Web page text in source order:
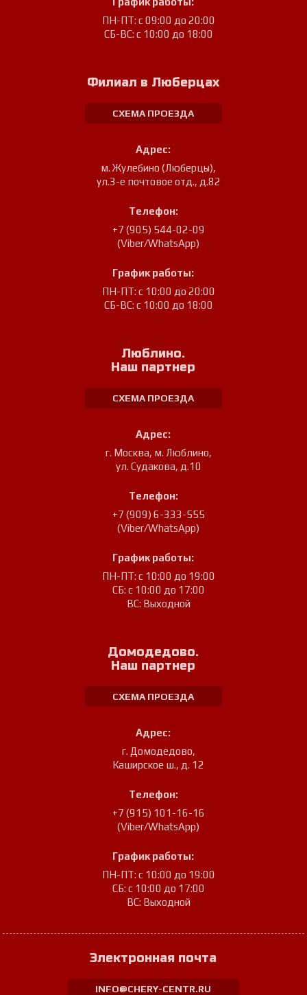
ПН-ПТ: с 09:00 до 20:00
СБ-ВС: с 10:00 до 18:00
Филиал в Люберцах
СХЕМА ПРОЕЗДА
Адрес:
м. Жулебино (Люберцы),
ул.3-е почтовое отд., д.82
Телефон:
+7 (905) 544-02-09
(Viber/WhatsApp)
График работы:
ПН-ПТ: с 10:00 до 20:00
СБ-ВС: с 10:00 до 18:00
Люблино.
Наш партнер
СХЕМА ПРОЕЗДА
Адрес:
г. Москва, м. Люблино,
ул. Судакова, д.10
Телефон:
+7 (909) 6-333-555
(Viber/WhatsApp)
График работы:
ПН-ПТ: с 10:00 до 19:00
СБ: с 10:00 до 17:00
ВС: Выходной
Домодедово.
Наш партнер
СХЕМА ПРОЕЗДА
Адрес:
г. Домодедово,
Каширское ш., д. 12
Телефон:
+7 (915) 101-16-16
(Viber/WhatsApp)
График работы:
ПН-ПТ: с 10:00 до 19:00
СБ: с 10:00 до 17:00
ВС: Выходной
Электронная почта
INFO@CHERY-CENTR.RU